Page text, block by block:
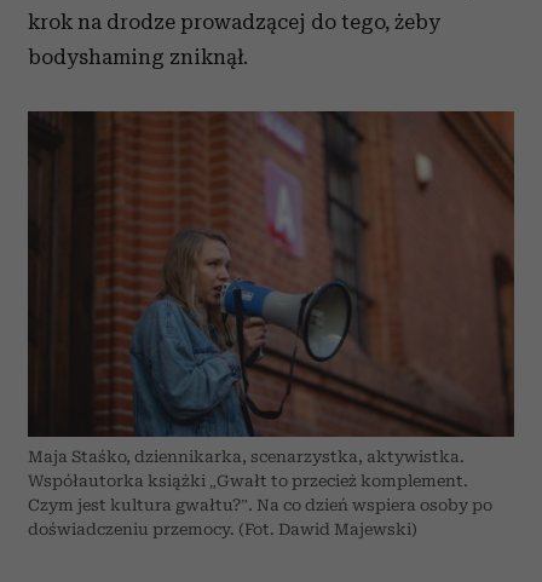
krok na drodze prowadzącej do tego, żeby
bodyshaming zniknął.
Maja Staśko, dziennikarka, scenarzystka, aktywistka.
Współautorka książki „Gwałt to przecież komplement.
Czym jest kultura gwałtu?”. Na co dzień wspiera osoby po
doświadczeniu przemocy. (Fot. Dawid Majewski)